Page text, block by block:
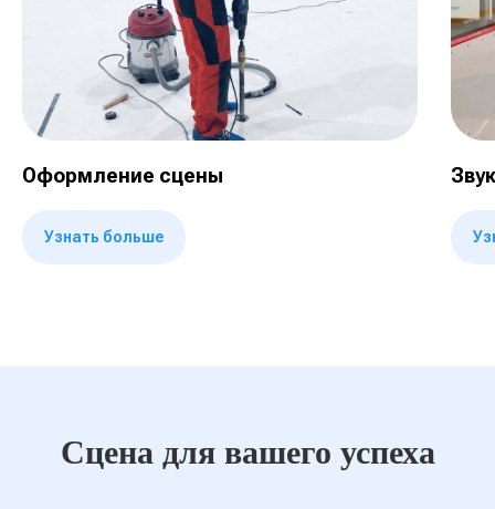
Оформление сцены
Узнать больше
Сцена для вашего успеха